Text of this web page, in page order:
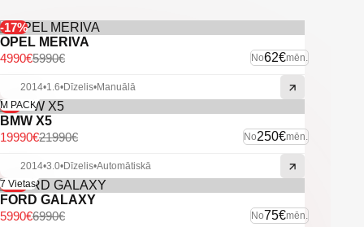
-Vieglmetāla diski.
-Divas atslēgas.
-Multistūre.
-U.C Ekstras
-17%
OPEL MERIVA
No62€mēn.
5990€
4990€
2014•1.6•Dīzelis•Manuālā
-9%
M PACK
BMW X5
No250€mēn.
21990€
19990€
2014•3.0•Dīzelis•Automātiskā
-14%
7 Vietas
FORD GALAXY
No75€mēn.
6990€
5990€